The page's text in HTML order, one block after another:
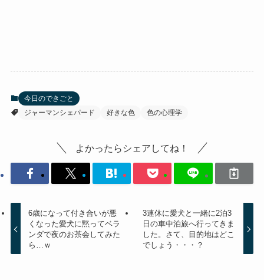
今日のできごと
ジャーマンシェパード
好きな色 色の心理学
よかったらシェアしてね！
6歳になって付き合いが悪
くなった愛犬に黙ってベラ
ンダで夜のお茶会してみた
ら…ｗ
3連休に愛犬と一緒に2泊3
日の車中泊旅へ行ってきま
した。さて、目的地はどこ
でしょう・・・？